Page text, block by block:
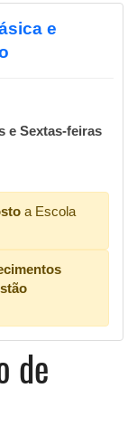
e
e Sextas-feiras
a Escola
de